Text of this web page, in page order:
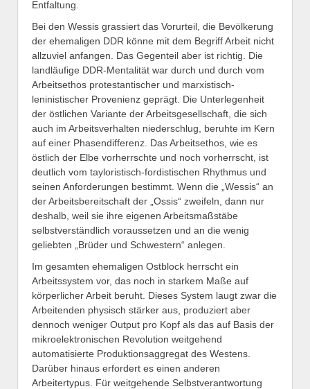
Entfaltung.
Bei den Wessis grassiert das Vorurteil, die Bevölkerung
der ehemaligen DDR könne mit dem Begriff Arbeit nicht
allzuviel anfangen. Das Gegenteil aber ist richtig. Die
landläufige DDR-Mentalität war durch und durch vom
Arbeitsethos protestantischer und marxistisch-
leninistischer Provenienz geprägt. Die Unterlegenheit
der östlichen Variante der Arbeitsgesellschaft, die sich
auch im Arbeitsverhalten niederschlug, beruhte im Kern
auf einer Phasendifferenz. Das Arbeitsethos, wie es
östlich der Elbe vorherrschte und noch vorherrscht, ist
deutlich vom tayloristisch-fordistischen Rhythmus und
seinen Anforderungen bestimmt. Wenn die „Wessis“ an
der Arbeitsbereitschaft der „Ossis“ zweifeln, dann nur
deshalb, weil sie ihre eigenen Arbeitsmaßstäbe
selbstverständlich voraussetzen und an die wenig
geliebten „Brüder und Schwestern“ anlegen.
Im gesamten ehemaligen Ostblock herrscht ein
Arbeitssystem vor, das noch in starkem Maße auf
körperlicher Arbeit beruht. Dieses System laugt zwar die
Arbeitenden physisch stärker aus, produziert aber
dennoch weniger Output pro Kopf als das auf Basis der
mikroelektronischen Revolution weitgehend
automatisierte Produktionsaggregat des Westens.
Darüber hinaus erfordert es einen anderen
Arbeitertypus. Für weitgehende Selbstverantwortung